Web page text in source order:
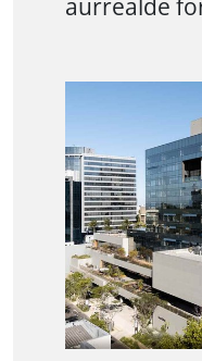
aurrealde